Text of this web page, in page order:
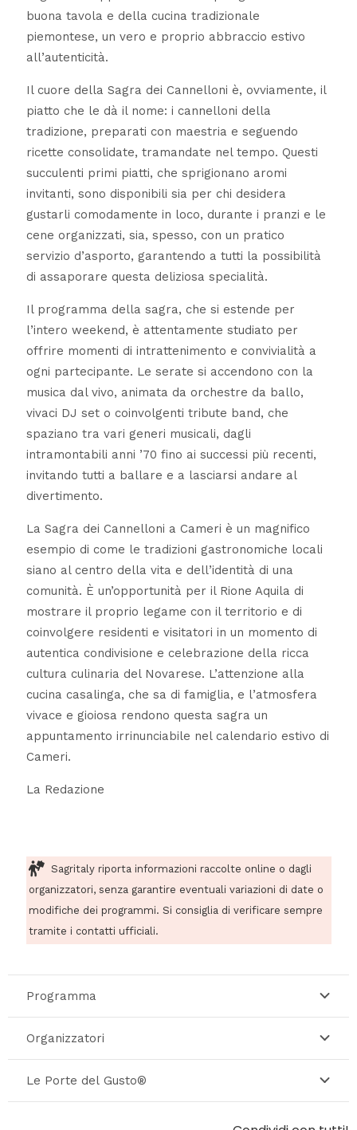
buona tavola e della cucina tradizionale
piemontese, un vero e proprio abbraccio estivo
all’autenticità.
Il cuore della Sagra dei Cannelloni è, ovviamente, il
piatto che le dà il nome: i cannelloni della
tradizione, preparati con maestria e seguendo
ricette consolidate, tramandate nel tempo. Questi
succulenti primi piatti, che sprigionano aromi
invitanti, sono disponibili sia per chi desidera
gustarli comodamente in loco, durante i pranzi e le
cene organizzati, sia, spesso, con un pratico
servizio d’asporto, garantendo a tutti la possibilità
di assaporare questa deliziosa specialità.
Il programma della sagra, che si estende per
l’intero weekend, è attentamente studiato per
offrire momenti di intrattenimento e convivialità a
ogni partecipante. Le serate si accendono con la
musica dal vivo, animata da orchestre da ballo,
vivaci DJ set o coinvolgenti tribute band, che
spaziano tra vari generi musicali, dagli
intramontabili anni ’70 fino ai successi più recenti,
invitando tutti a ballare e a lasciarsi andare al
divertimento.
La Sagra dei Cannelloni a Cameri è un magnifico
esempio di come le tradizioni gastronomiche locali
siano al centro della vita e dell’identità di una
comunità. È un’opportunità per il Rione Aquila di
mostrare il proprio legame con il territorio e di
coinvolgere residenti e visitatori in un momento di
autentica condivisione e celebrazione della ricca
cultura culinaria del Novarese. L’attenzione alla
cucina casalinga, che sa di famiglia, e l’atmosfera
vivace e gioiosa rendono questa sagra un
appuntamento irrinunciabile nel calendario estivo di
Cameri.
La Redazione
Sagritaly riporta informazioni raccolte online o dagli
organizzatori, senza garantire eventuali variazioni di date o
modifiche dei programmi. Si consiglia di verificare sempre
tramite i contatti ufficiali.
Programma
Organizzatori
Le Porte del Gusto®